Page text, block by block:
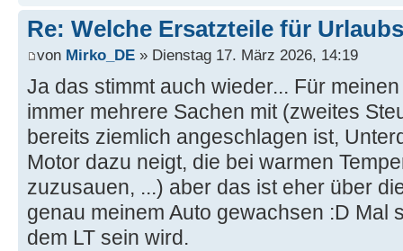
Re: Welche Ersatzteile für
von Mirko_DE » Dienstag 17. März 2026, 14:19
Ja das stimmt auch wieder... Für
immer mehrere Sachen mit (zweites
bereits ziemlich angeschlagen ist,
Motor dazu neigt, die bei warmen
zuzusauen, ...) aber das ist eher über
genau meinem Auto gewachsen :D Mal
dem LT sein wird.